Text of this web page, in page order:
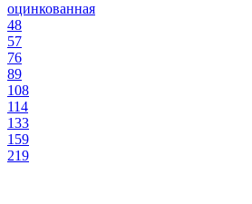
оцинкованная
48
57
76
89
108
114
133
159
219